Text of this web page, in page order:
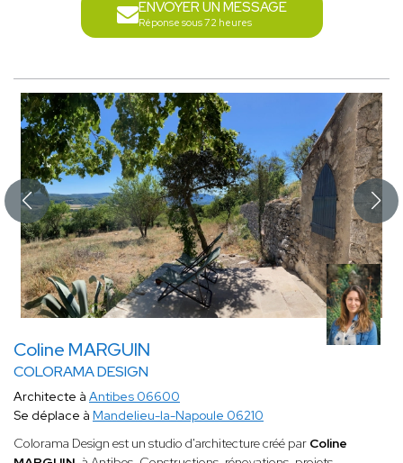
ENVOYER UN MESSAGE
Réponse sous 72 heures
Coline MARGUIN
COLORAMA DESIGN
Architecte à Antibes 06600
Se déplace à Mandelieu-la-Napoule 06210
Colorama Design est un studio d'architecture créé par Coline